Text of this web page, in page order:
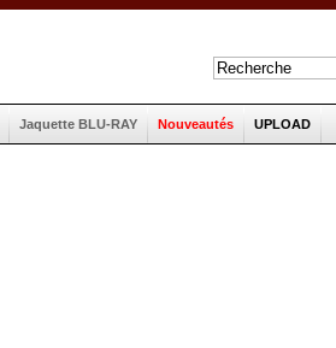
Jaquette BLU-RAY Nouveautés UPLOAD